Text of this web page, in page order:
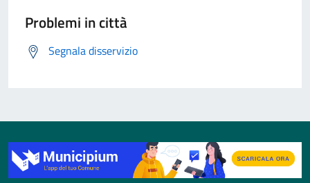
Problemi in città
Segnala disservizio